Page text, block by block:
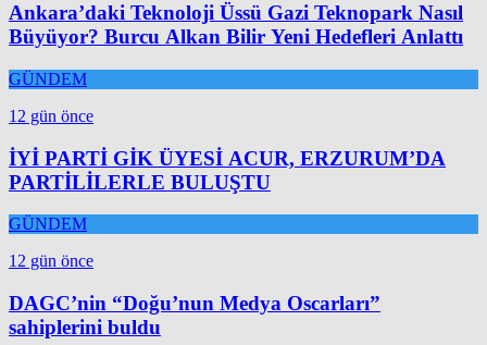
Ankara’daki Teknoloji Üssü Gazi Teknopark Nasıl
Büyüyor? Burcu Alkan Bilir Yeni Hedefleri Anlattı
GÜNDEM
12 gün önce
İYİ PARTİ GİK ÜYESİ ACUR, ERZURUM’DA
PARTİLİLERLE BULUŞTU
GÜNDEM
12 gün önce
DAGC’nin “Doğu’nun Medya Oscarları”
sahiplerini buldu